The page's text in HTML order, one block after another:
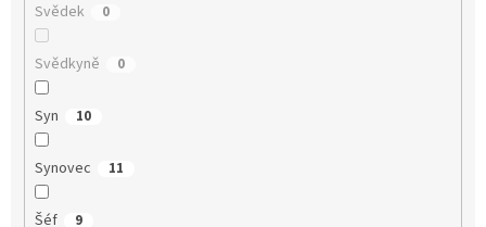
Svědek 0
Svědkyně 0
Syn 10
Synovec 11
Šéf 9